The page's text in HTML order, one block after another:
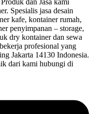
dan Jasa kami
Spesialis jasa desain
kafe, kontainer rumah,
penyimpanan – storage,
dry kontainer dan sewa
profesional yang
Jakarta 14130 Indonesia.
dari kami hubungi di